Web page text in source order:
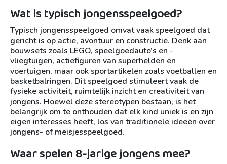
Wat is typisch jongensspeelgoed?
Typisch jongensspeelgoed omvat vaak speelgoed dat
gericht is op actie, avontuur en constructie. Denk aan
bouwsets zoals LEGO, speelgoedauto’s en -
vliegtuigen, actiefiguren van superhelden en
voertuigen, maar ook sportartikelen zoals voetballen en
basketbalringen. Dit speelgoed stimuleert vaak de
fysieke activiteit, ruimtelijk inzicht en creativiteit van
jongens. Hoewel deze stereotypen bestaan, is het
belangrijk om te onthouden dat elk kind uniek is en zijn
eigen interesses heeft, los van traditionele ideeën over
jongens- of meisjesspeelgoed.
Waar spelen 8-jarige jongens mee?